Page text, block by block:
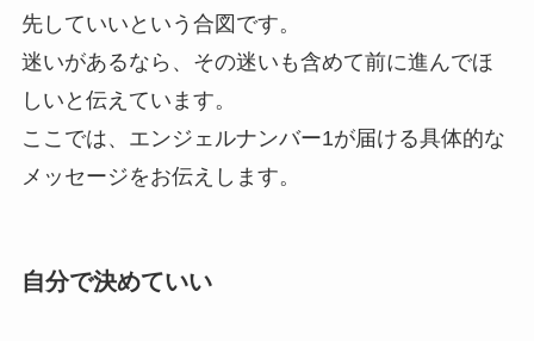
先していいという合図です。
迷いがあるなら、その迷いも含めて前に進んでほ
しいと伝えています。
ここでは、エンジェルナンバー1が届ける具体的な
メッセージをお伝えします。
自分で決めていい